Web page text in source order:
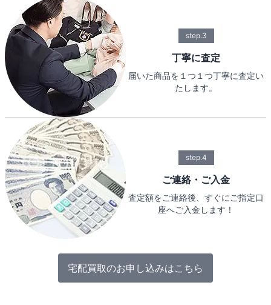
step.3
丁寧に査定
届いた商品を１つ１つ丁寧に査定い
たします。
step.4
ご連絡・ご入金
査定額をご連絡後、すぐにご指定口
座へご入金します！
宅配買取のお申し込みはこちら